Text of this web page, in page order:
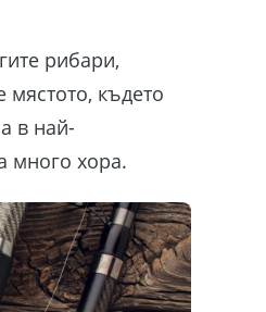
рибари,
мястото, където
в най-
много хора.